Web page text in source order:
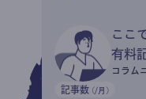
ここ
有料
コラム
記事数 (/月)